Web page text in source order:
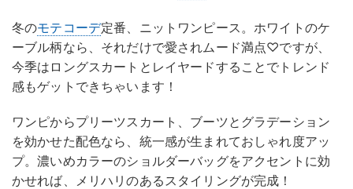
冬のモテコーデ定番、ニットワンピース。ホワイトのケ
ーブル柄なら、それだけで愛されムード満点♡ですが、
今季はロングスカートとレイヤードすることでトレンド
感もゲットできちゃいます！
ワンピからプリーツスカート、ブーツとグラデーション
を効かせた配色なら、統一感が生まれておしゃれ度アッ
プ。濃いめカラーのショルダーバッグをアクセントに効
かせれば、メリハリのあるスタイリングが完成！